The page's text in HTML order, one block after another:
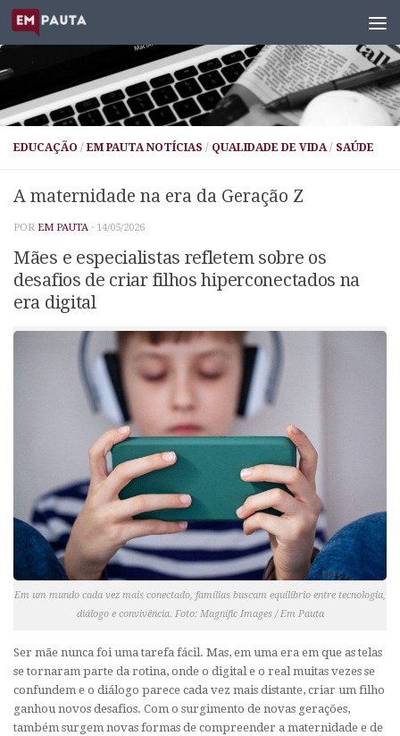
Skip to content
EDUCAÇÃO / EM PAUTA NOTÍCIAS / QUALIDADE DE VIDA / SAÚDE
A maternidade na era da Geração Z
POR EM PAUTA · 14/05/2026
Mães e especialistas refletem sobre os
desafios de criar filhos hiperconectados na
era digital
Em um mundo cada vez mais conectado, famílias buscam equilíbrio entre tecnologia,
diálogo e convivência. Foto: Magnific Images / Em Pauta
Ser mãe nunca foi uma tarefa fácil. Mas, em uma era em que as telas
se tornaram parte da rotina, onde o digital e o real muitas vezes se
confundem e o diálogo parece cada vez mais distante, criar um filho
ganhou novos desafios. Com o surgimento de novas gerações,
também surgem novas formas de compreender a maternidade e de